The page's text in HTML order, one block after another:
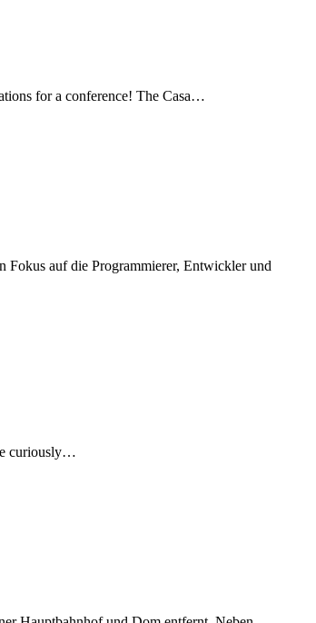
for a conference! The Casa…
auf die Programmierer, Entwickler und
curiously…